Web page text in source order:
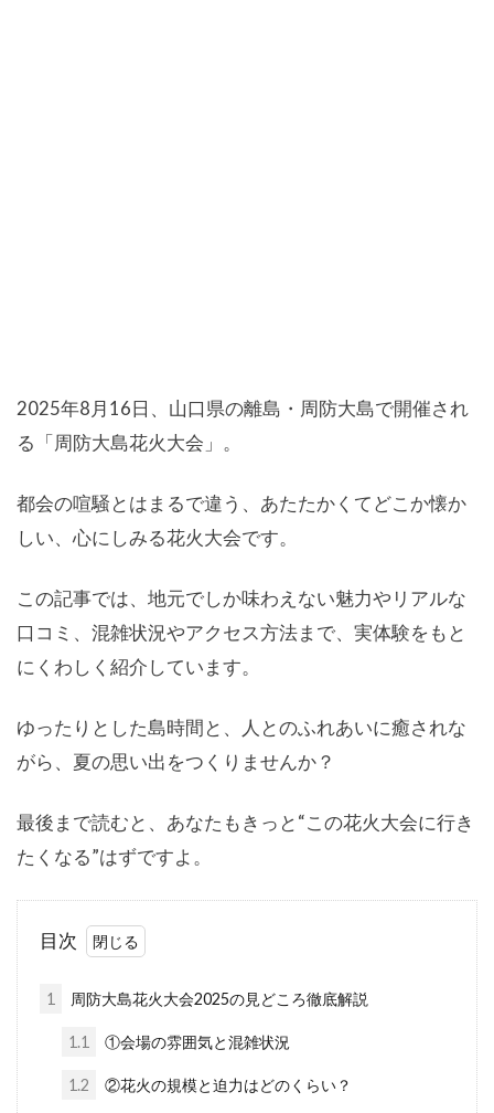
2025年8月16日、山口県の離島・周防大島で開催され
る「周防大島花火大会」。
都会の喧騒とはまるで違う、あたたかくてどこか懐か
しい、心にしみる花火大会です。
この記事では、地元でしか味わえない魅力やリアルな
口コミ、混雑状況やアクセス方法まで、実体験をもと
にくわしく紹介しています。
ゆったりとした島時間と、人とのふれあいに癒されな
がら、夏の思い出をつくりませんか？
最後まで読むと、あなたもきっと“この花火大会に行き
たくなる”はずですよ。
目次
1 周防大島花火大会2025の見どころ徹底解説
1.1 ①会場の雰囲気と混雑状況
1.2 ②花火の規模と迫力はどのくらい？